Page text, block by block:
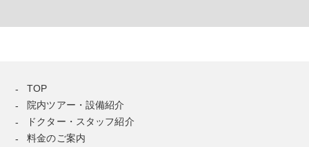
TOP
院内ツアー・設備紹介
ドクター・スタッフ紹介
料金のご案内